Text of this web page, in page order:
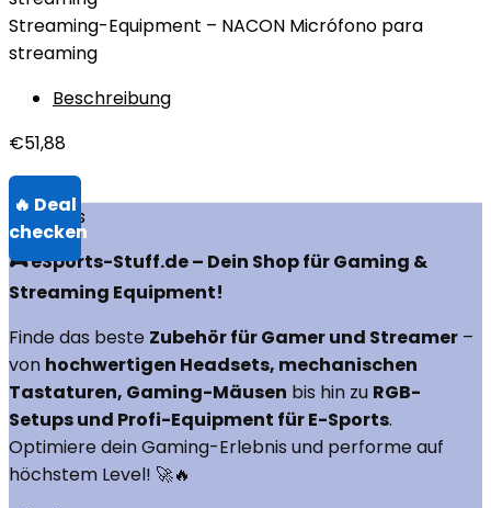
Streaming-Equipment – NACON Micrófono para
streaming
Beschreibung
€51,88
Über uns
🎮 eSports-Stuff.de – Dein Shop für Gaming &
Streaming Equipment!
Finde das beste Zubehör für Gamer und Streamer –
von hochwertigen Headsets, mechanischen
Tastaturen, Gaming-Mäusen bis hin zu RGB-
Setups und Profi-Equipment für E-Sports.
Optimiere dein Gaming-Erlebnis und performe auf
höchstem Level! 🚀🔥